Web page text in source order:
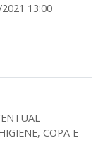
13:00
COPA E